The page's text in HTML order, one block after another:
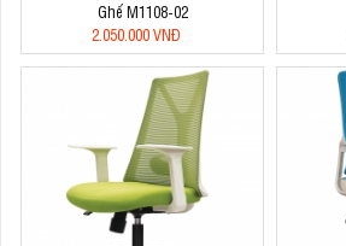
Ghế M1108-02
2.050.000 VNĐ